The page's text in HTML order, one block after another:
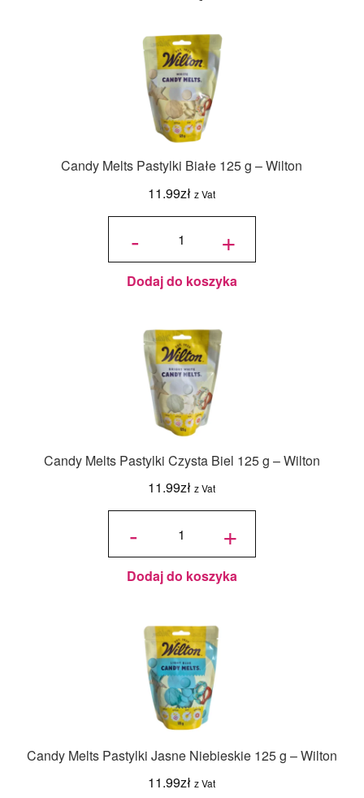
Candy Melts Pastylki Białe 125 g – Wilton
11.99zł z Vat
-
ilość
Pastylki
Białe
125 g -
Wilton +
Dodaj do koszyka
Candy Melts Pastylki Czysta Biel 125 g – Wilton
11.99zł z Vat
-
ilość
Pastylki
Czysta
Biel
125 g -
Wilton
+
Dodaj do koszyka
Candy Melts Pastylki Jasne Niebieskie 125 g – Wilton
11.99zł z Vat